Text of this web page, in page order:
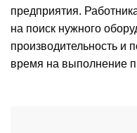
предприятия.
на поиск нужного
производительность и
время на выполнение